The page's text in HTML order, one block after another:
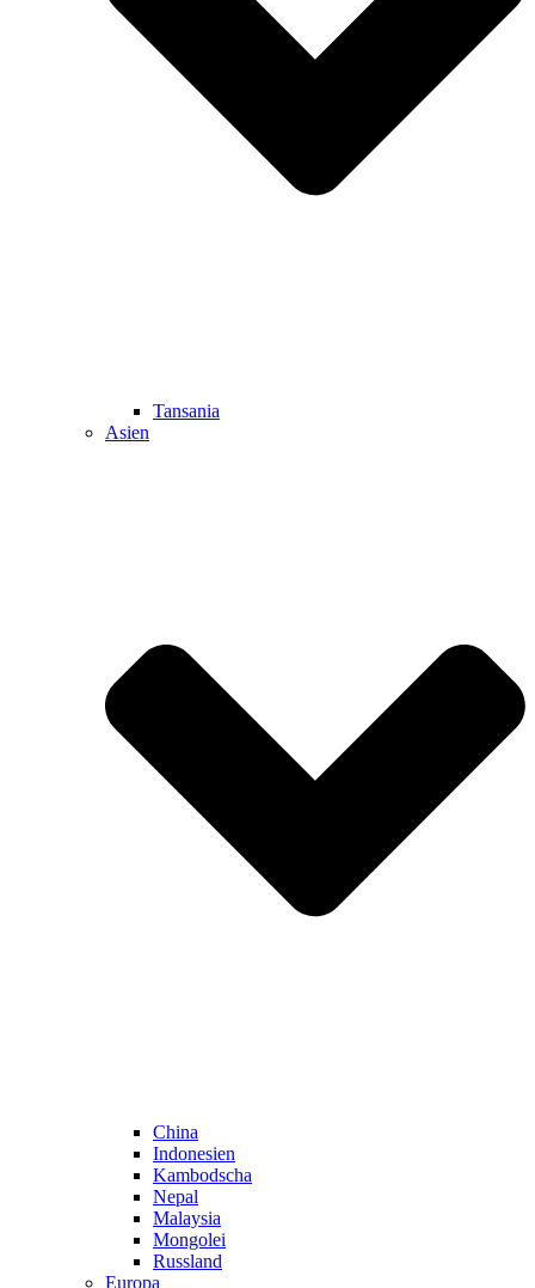
Tansania
Asien
China
Indonesien
Kambodscha
Nepal
Malaysia
Mongolei
Russland
Europa